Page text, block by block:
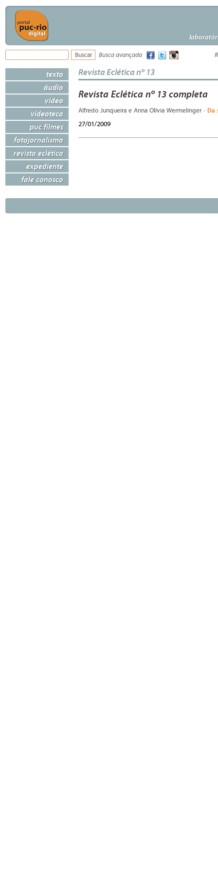
Busca avançada
texto
áudio
vídeo
videoteca
puc filmes
fotojornalismo
revista eclética
expediente
fale conosco
Revista Eclética nº 13
Revista Eclética nº 13 completa
Alfredo Junqueira e Anna Olívia Wermelinger - Da
27/01/2009